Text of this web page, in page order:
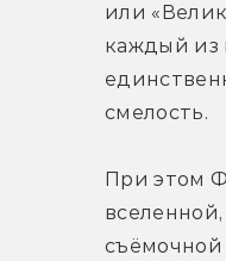
или
каждый из
смелость.
При этом